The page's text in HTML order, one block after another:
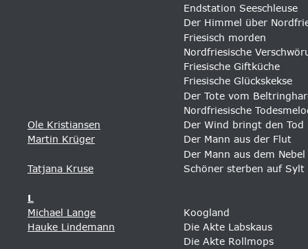
Endstation Seeschleuse
Der Himmel über
Friesisch morden
Nordfriesische
Friesische Giftküche
Friesische Glückskekse
Der Tote vom
Nordfriesische
Ole Kristiansen
Der Wind bringt den Tod
Martin Krüger
Der Mann aus der Flut
Der Mann aus dem Nebel
Tatjana Kruse
Schöner sterben auf Sylt
L
Michael Lange
Koogland
Hauke Lindemann
Die Akte Labskaus
Die Akte Rollmops